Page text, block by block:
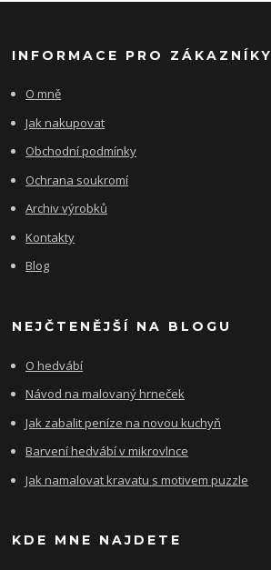
INFORMACE PRO ZÁKAZNÍKY
O mně
Jak nakupovat
Obchodní podmínky
Ochrana soukromí
Archiv výrobků
Kontakty
Blog
NEJČTENĚJŠÍ NA BLOGU
O hedvábí
Návod na malovaný hrneček
Jak zabalit peníze na novou kuchyň
Barvení hedvábí v mikrovlnce
Jak namalovat kravatu s motivem puzzle
KDE MNE NAJDETE